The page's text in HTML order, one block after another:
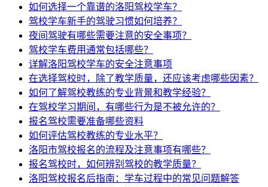
如何选择一个靠谱的洛阳驾校学车？
驾校学车新手的驾驶习惯如何培养？
夜间驾驶有哪些需要注意的安全事项？
驾校学车费用通常包括哪些？
详解洛阳驾校学车的安全注意事项
在选择驾校时，除了教学质量，还应该考虑哪些因素？
如何了解驾校教练的专业背景和教学经验？
在驾校学习期间，有哪些行为是不被允许的？
报名驾校需要准备哪些资料
如何评估驾校教练的专业水平？
洛阳市驾校报名的流程及注意事项有哪些？
报名驾校时，如何辨别驾校的教学质量？
洛阳驾校报名后指南：学车过程中的常见问题解答